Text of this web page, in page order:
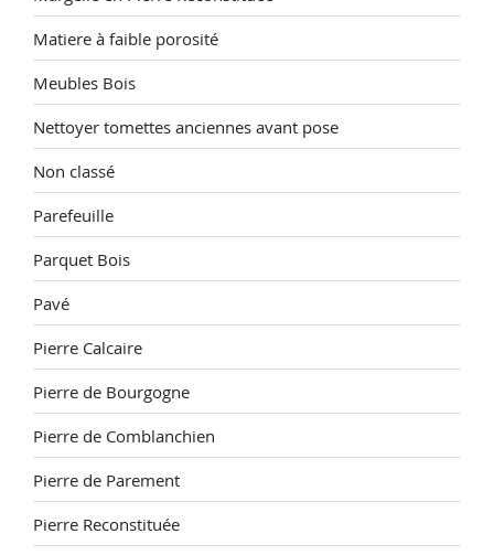
Matiere à faible porosité
Meubles Bois
Nettoyer tomettes anciennes avant pose
Non classé
Parefeuille
Parquet Bois
Pavé
Pierre Calcaire
Pierre de Bourgogne
Pierre de Comblanchien
Pierre de Parement
Pierre Reconstituée